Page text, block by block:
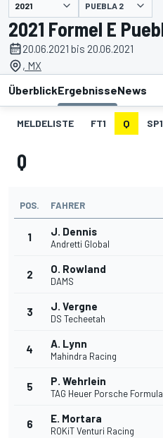
PUEBLA 2
2021 Formel E
20.06.2021 bis 20.06.2021
, MX
ÜberblickErgebnisseNews
MELDELISTE FT1 Q SP1
Q
POS. FAHRER
1 J. Dennis
Andretti Global
2 O. Rowland
DAMS
3 J. Vergne
DS Techeetah
4 A. Lynn
Mahindra Racing
5 P. Wehrlein
TAG Heuer Porsche
6 E. Mortara
ROKiT Venturi Racing